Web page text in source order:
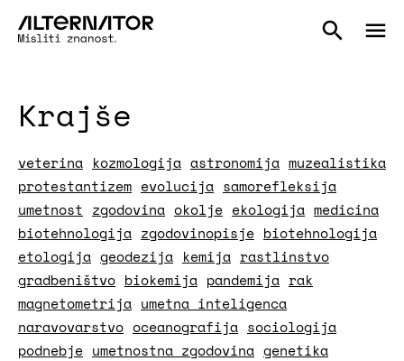
Krajše
veterina kozmologija astronomija muzealistika
protestantizem evolucija samorefleksija
umetnost zgodovina okolje ekologija medicina
biotehnologija zgodovinopisje biotehnologija
etologija geodezija kemija rastlinstvo
gradbeništvo biokemija pandemija rak
magnetometrija umetna inteligenca
naravovarstvo oceanografija sociologija
podnebje umetnostna zgodovina genetika